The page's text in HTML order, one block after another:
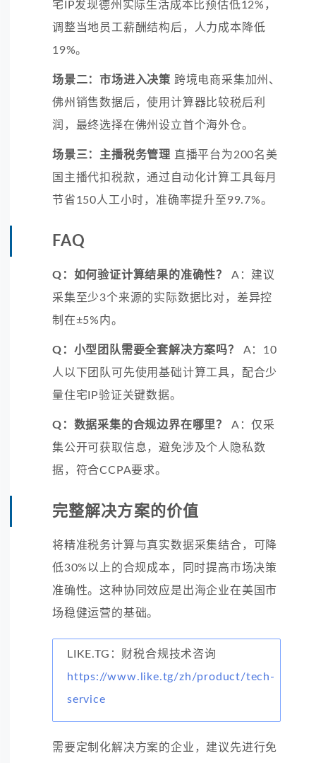
宅IP发现德州实际生活成本比预估低12%，
调整当地员工薪酬结构后，人力成本降低
19%。
场景二：市场进入决策 跨境电商采集加州、
佛州销售数据后，使用计算器比较税后利
润，最终选择在佛州设立首个海外仓。
场景三：主播税务管理 直播平台为200名美
国主播代扣税款，通过自动化计算工具每月
节省150人工小时，准确率提升至99.7%。
FAQ
Q：如何验证计算结果的准确性？
A：建议
采集至少3个来源的实际数据比对，差异控
制在±5%内。
Q：小型团队需要全套解决方案吗？
A：10
人以下团队可先使用基础计算工具，配合少
量住宅IP验证关键数据。
Q：数据采集的合规边界在哪里？
A：仅采
集公开可获取信息，避免涉及个人隐私数
据，符合CCPA要求。
完整解决方案的价值
将精准税务计算与真实数据采集结合，可降
低30%以上的合规成本，同时提高市场决策
准确性。这种协同效应是出海企业在美国市
场稳健运营的基础。
LIKE.TG：财税合规技术咨询
https://www.like.tg/zh/product/tech-
service
需要定制化解决方案的企业，建议先进行免